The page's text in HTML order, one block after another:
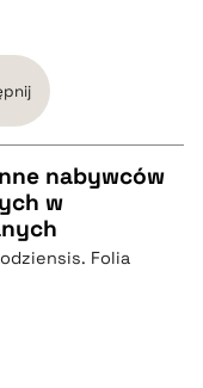
nabywców
w
Folia